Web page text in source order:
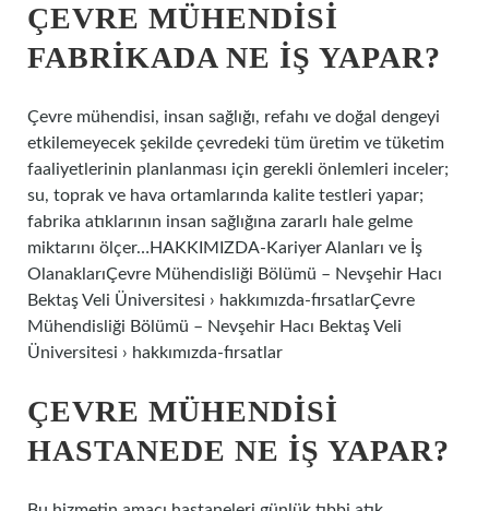
ÇEVRE MÜHENDISI
FABRIKADA NE IŞ YAPAR?
Çevre mühendisi, insan sağlığı, refahı ve doğal dengeyi
etkilemeyecek şekilde çevredeki tüm üretim ve tüketim
faaliyetlerinin planlanması için gerekli önlemleri inceler;
su, toprak ve hava ortamlarında kalite testleri yapar;
fabrika atıklarının insan sağlığına zararlı hale gelme
miktarını ölçer…HAKKIMIZDA-Kariyer Alanları ve İş
OlanaklarıÇevre Mühendisliği Bölümü – Nevşehir Hacı
Bektaş Veli Üniversitesi › hakkımızda-fırsatlarÇevre
Mühendisliği Bölümü – Nevşehir Hacı Bektaş Veli
Üniversitesi › hakkımızda-fırsatlar
ÇEVRE MÜHENDISI
HASTANEDE NE IŞ YAPAR?